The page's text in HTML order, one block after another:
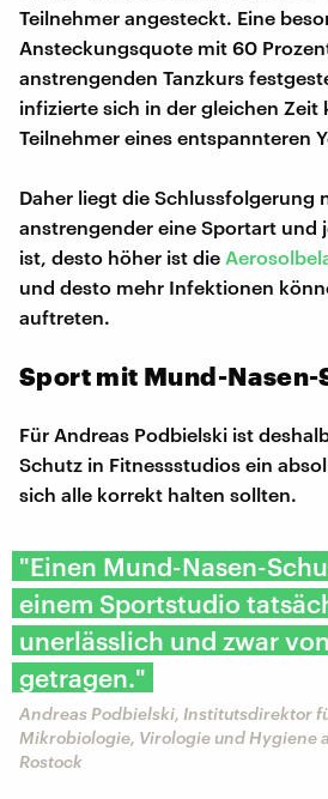
Teilnehmer angesteckt. Eine
Ansteckungsquote mit 60
anstrengenden Tanzkurs
infizierte sich in der gleichen Zeit
Teilnehmer eines entspannteren
Daher liegt die Schlussfolgerung
anstrengender eine Sportart und
ist, desto höher ist die
und desto mehr Infektionen
auftreten.
Sport mit Mund-Nasen-
Für Andreas Podbielski ist
Schutz in Fitnessstudios ein
sich alle korrekt halten sollten.
"Einen Mund-Nasen-
einem Sportstudio
unerlässlich und zwar
getragen."
Andreas Podbielski, Institutsdirektor
Mikrobiologie, Virologie und Hygiene
Rostock